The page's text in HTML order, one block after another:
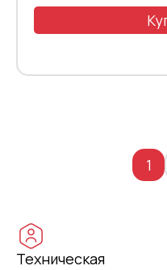
1
Техническая